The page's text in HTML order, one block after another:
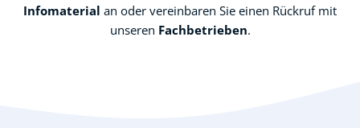
Infomaterial an oder vereinbaren Sie einen Rückruf mit
unseren Fachbetrieben.